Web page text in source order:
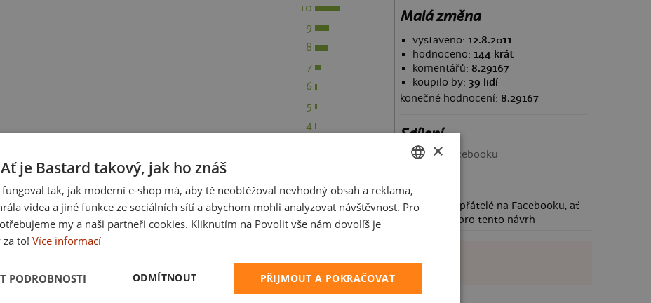
10
9
8
7
6
5
4
Malá změna
vystaveno: 12.8.2011
hodnoceno: 144 krát
komentářů: 8.29167
koupilo by: 39 lidí
konečné hodnocení: 8.29167
Sdílení
Sdílet na Facebooku
Požádej své přátelé na Facebooku, ať
taky hlasují pro tento návrh
CZECH
SLOVAK
×
je Bastard takový, jak ho znáš
tak, jak moderní e-shop má, aby tě neobtěžoval nevhodný obsah a reklama,
videa a jiné funkce ze sociálních sítí a abychom mohli analyzovat návštěvnost. Pro
my a naši partneři cookies. Kliknutím na Povolit vše nám dovolíš je
to! Více informací
PŘIJMOUT A POKRAČOVAT
ODMÍTNOUT
PODROBNOSTI